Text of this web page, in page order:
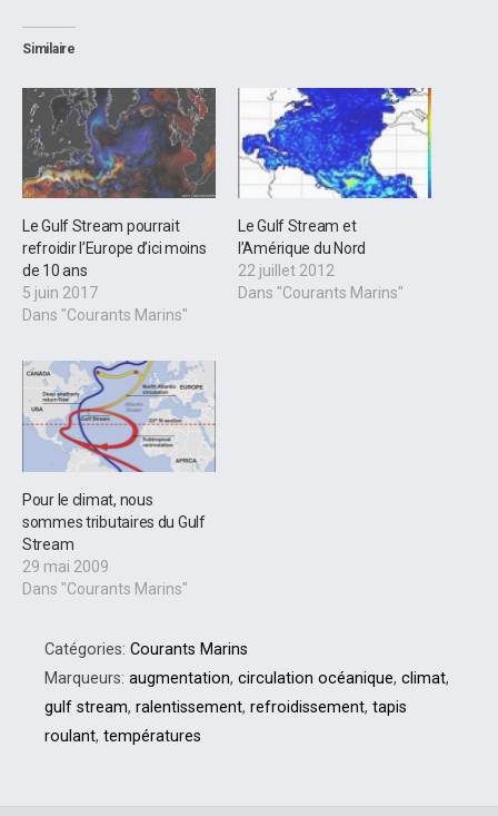
Similaire
Le Gulf Stream pourrait
refroidir l’Europe d’ici moins
de 10 ans
5 juin 2017
Dans "Courants Marins"
Le Gulf Stream et
l’Amérique du Nord
22 juillet 2012
Dans "Courants Marins"
Pour le climat, nous
sommes tributaires du Gulf
Stream
29 mai 2009
Dans "Courants Marins"
Catégories: Courants Marins
Marqueurs: augmentation, circulation océanique, climat,
gulf stream, ralentissement, refroidissement, tapis
roulant, températures